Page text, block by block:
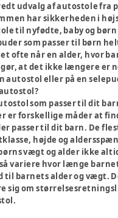
udvalg af autostole fra
har sikkerheden i
til nyfødte, baby og børn
som passer til børn helt
ofte når en alder, hvor
at det ikke længere er
autostol eller på en
som passer til dit
er forskellige måder at
passer til dit barn. De
højde og
vægt og alder ikke
variere hvor længe
til barnets alder og vægt.
sig om